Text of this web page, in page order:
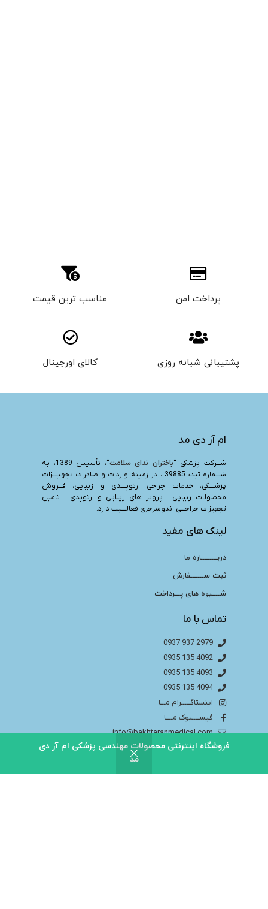
فروشگاه اینترنتی محصولات مهندسی پزشکی ام آر دی
مد
پرداخت امن مناسب ترین قیمت
پشتیبانی شبانه روزی کالای اورجینال
ام آر دی مد
شـــرکت پزشکی “باختران ندای سلامت
“، تأسیس 1389، به
شــــماره ثبت 39885 ، در زمینه واردات و صادرات تجهیــــزات
پزشــــکی، خدمات جراحی ارتوپــــدی و زیبایی، فـــروش
محصولات زیبایی ، پروتز های زیبایی و ارتوپدی ، تامین
تجهیزات جراحـــی اندوسرجری فعالــــیت دارد.
لینک های مفید
دربـــــــــاره ما
ثبت ســـــــفارش
شــــیوه های پـــرداخت
تماس با ما
2979 937 0937
4092 135 0935
4093 135 0935
4094 135 0935
اینستاگـــــرام مـــا
فیســــبوک مــــا
info@bakhtaranmedical.com